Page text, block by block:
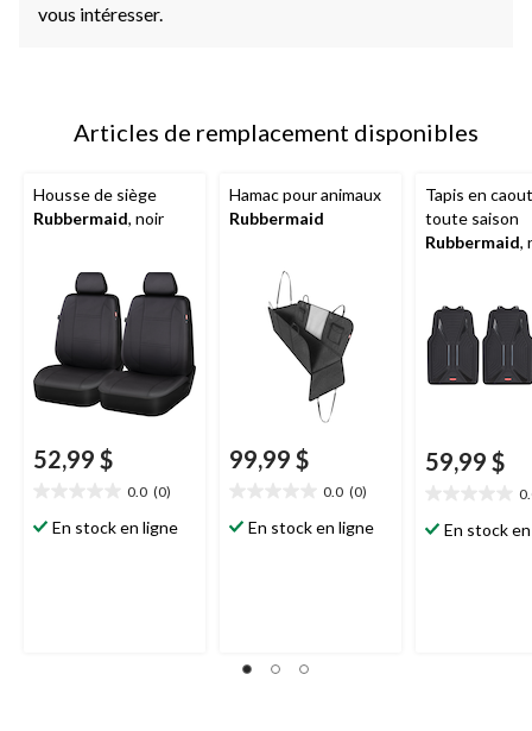
vous intéresser.
Articles de remplacement disponibles
Housse de siège
Rubbermaid, noir
52,99 $
0.0 (0)
étoile(s)
En stock en ligne
Hamac pour animaux
Rubbermaid
99,99 $
0.0 (0)
étoile(s)
En stock en ligne
Tapis en
toute saison
Rubbermaid,
59,99 $
étoile(s)
En stock